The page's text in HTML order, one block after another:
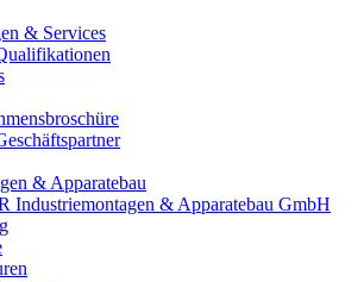
& Services
& Apparatebau
Industriemontagen & Apparatebau GmbH